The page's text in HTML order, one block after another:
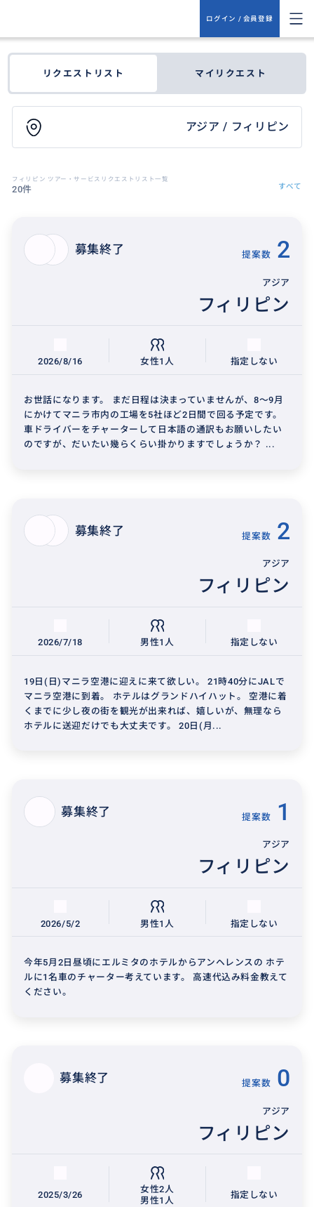
ログイン / 会員登録
リクエストリスト マイリクエスト
アジア / フィリピン
フィリピン ツアー・サービスリクエストリスト一覧
20件 すべて
募集終了 提案数 2
アジア
フィリピン
2026/8/16 女性1人 指定しない
お世話になります。 まだ日程は決まっていませんが、8〜9月
にかけてマニラ市内の工場を5社ほど2日間で回る予定です。
車ドライバーをチャーターして日本語の通訳もお願いしたい
のですが、だいたい幾らくらい掛かりますでしょうか？ ...
募集終了 提案数 2
アジア
フィリピン
2026/7/18 男性1人 指定しない
19日(日)マニラ空港に迎えに来て欲しい。 21時40分にJALで
マニラ空港に到着。 ホテルはグランドハイハット。 空港に着
くまでに少し夜の街を観光が出来れば、嬉しいが、無理なら
ホテルに送迎だけでも大丈夫です。 20日(月...
募集終了 提案数 1
アジア
フィリピン
2026/5/2 男性1人 指定しない
今年5月2日昼頃にエルミタのホテルからアンヘレンスの ホテ
ルに1名車のチャーター考えています。 高速代込み料金教えて
ください。
募集終了 提案数 0
アジア
フィリピン
2025/3/26
女性2人
男性1人
指定しない